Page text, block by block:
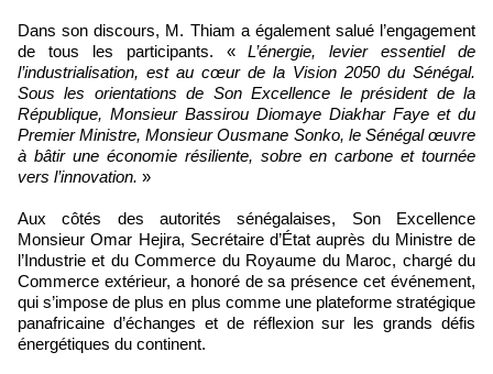
Dans son discours, M. Thiam a également salué l’engagement
de tous les participants. «L’énergie, levier essentiel de
l’industrialisation, est au cœur de la Vision 2050 du Sénégal.
Sous les orientations de Son Excellence le président de la
République, Monsieur Bassirou Diomaye Diakhar Faye et du
Premier Ministre, Monsieur Ousmane Sonko, le Sénégal œuvre
à bâtir une économie résiliente, sobre en carbone et tournée
vers l’innovation. »
Aux côtés des autorités sénégalaises, Son Excellence
Monsieur Omar Hejira, Secrétaire d’État auprès du Ministre de
l’Industrie et du Commerce du Royaume du Maroc, chargé du
Commerce extérieur, a honoré de sa présence cet événement,
qui s’impose de plus en plus comme une plateforme stratégique
panafricaine d’échanges et de réflexion sur les grands défis
énergétiques du continent.